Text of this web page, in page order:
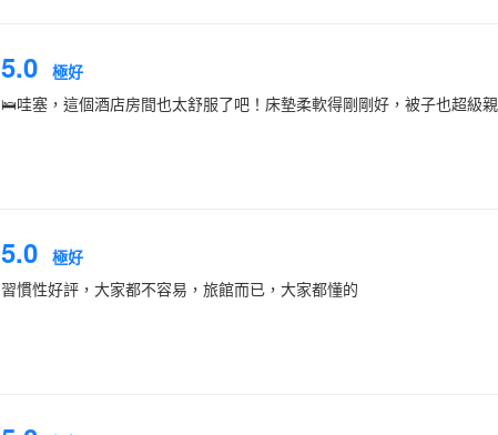
5.0 極好
🛌哇塞，這個酒店房間也太舒服了吧！床墊柔軟得剛剛好，被子也超級
5.0 極好
習慣性好評，大家都不容易，旅館而已，大家都懂的